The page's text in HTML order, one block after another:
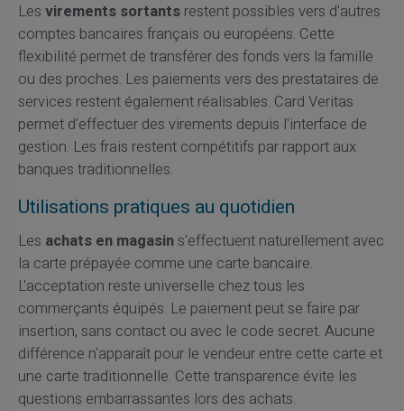
Les virements sortantsrestent possibles vers d'autres
comptes bancaires français ou européens. Cette
flexibilité permet de transférer des fonds vers la famille
ou des proches. Les paiements vers des prestataires de
services restent également réalisables. Card Veritas
permet d'effectuer des virements depuis l'interface de
gestion. Les frais restent compétitifs par rapport aux
banques traditionnelles.
Utilisations pratiques au quotidien
Les achats en magasins'effectuent naturellement avec
la carte prépayée comme une carte bancaire.
L'acceptation reste universelle chez tous les
commerçants équipés. Le paiement peut se faire par
insertion, sans contact ou avec le code secret. Aucune
différence n'apparaît pour le vendeur entre cette carte et
une carte traditionnelle. Cette transparence évite les
questions embarrassantes lors des achats.